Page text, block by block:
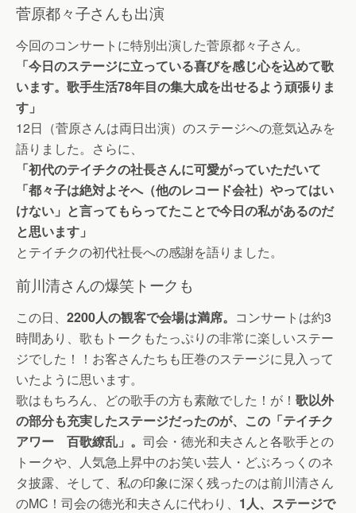
菅原都々子さんも出演
今回のコンサートに特別出演した菅原都々子さん。
「今日のステージに立っている喜びを感じ心を込めて歌
います。歌手生活78年目の集大成を出せるよう頑張りま
す」
12日（菅原さんは両日出演）のステージへの意気込みを
語りました。さらに、
「初代のテイチクの社長さんに可愛がっていただいて
「都々子は絶対よそへ（他のレコード会社）やってはい
けない」と言ってもらってたことで今日の私があるのだ
と思います」
とテイチクの初代社長への感謝を語りました。
前川清さんの爆笑トークも
この日、 2200人の観客で会場は満席。 コンサートは約3
時間あり、歌もトークもたっぷりの非常に楽しいステー
ジでした！！お客さんたちも圧巻のステージに見入って
いたように思います。
歌はもちろん、どの歌手の方も素敵でした！が！ 歌以外
の部分も充実したステージだったのが、この「テイチク
アワー 百歌繚乱」。 司会・徳光和夫さんと各歌手との
トークや、人気急上昇中のお笑い芸人・どぶろっくのネ
タ披露、そして、私の印象に深く残ったのは前川清さん
のMC！司会の徳光和夫さんに代わり、 1人、ステージで